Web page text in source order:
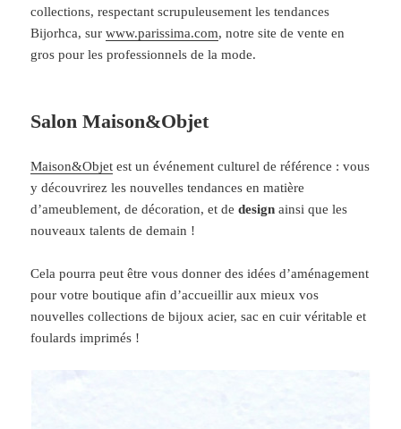
collections, respectant scrupuleusement les tendances
Bijorhca, surwww.parissima.com, notre site de vente en
gros pour les professionnels de la mode.
Salon Maison&Objet
Maison&Objet est un événement culturel de référence : vous
y découvrirez les nouvelles tendances en matière
d’ameublement, de décoration, et dedesignainsi que les
nouveaux talents de demain !
Cela pourra peut être vous donner des idées d’aménagement
pour votre boutique afin d’accueillir aux mieux vos
nouvelles collections de bijoux acier, sac en cuir véritable et
foulards imprimés !